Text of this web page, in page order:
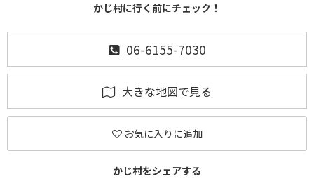
かじ村に行く前にチェック！
06-6155-7030
大きな地図で見る
お気に入りに追加
かじ村をシェアする